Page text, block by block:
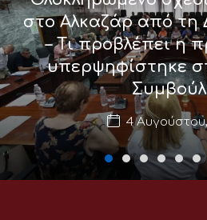
στο Αλκαζάρ από τη
– Τι προβλέπει η
υπερψηφίστηκε
4